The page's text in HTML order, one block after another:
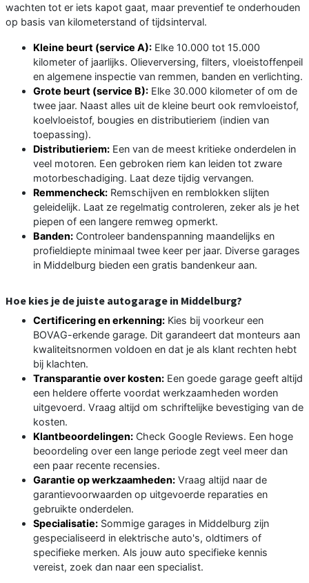
wachten tot er iets kapot gaat, maar preventief te onderhouden
op basis van kilometerstand of tijdsinterval.
Kleine beurt (service A): Elke 10.000 tot 15.000
kilometer of jaarlijks. Olieverversing, filters, vloeistoffenpeil
en algemene inspectie van remmen, banden en verlichting.
Grote beurt (service B): Elke 30.000 kilometer of om de
twee jaar. Naast alles uit de kleine beurt ook remvloeistof,
koelvloeistof, bougies en distributieriem (indien van
toepassing).
Distributieriem: Een van de meest kritieke onderdelen in
veel motoren. Een gebroken riem kan leiden tot zware
motorbeschadiging. Laat deze tijdig vervangen.
Remmencheck: Remschijven en remblokken slijten
geleidelijk. Laat ze regelmatig controleren, zeker als je het
piepen of een langere remweg opmerkt.
Banden: Controleer bandenspanning maandelijks en
profieldiepte minimaal twee keer per jaar. Diverse garages
in Middelburg bieden een gratis bandenkeur aan.
Hoe kies je de juiste autogarage in Middelburg?
Certificering en erkenning: Kies bij voorkeur een
BOVAG-erkende garage. Dit garandeert dat monteurs aan
kwaliteitsnormen voldoen en dat je als klant rechten hebt
bij klachten.
Transparantie over kosten: Een goede garage geeft altijd
een heldere offerte voordat werkzaamheden worden
uitgevoerd. Vraag altijd om schriftelijke bevestiging van de
kosten.
Klantbeoordelingen: Check Google Reviews. Een hoge
beoordeling over een lange periode zegt veel meer dan
een paar recente recensies.
Garantie op werkzaamheden: Vraag altijd naar de
garantievoorwaarden op uitgevoerde reparaties en
gebruikte onderdelen.
Specialisatie: Sommige garages in Middelburg zijn
gespecialiseerd in elektrische auto's, oldtimers of
specifieke merken. Als jouw auto specifieke kennis
vereist, zoek dan naar een specialist.